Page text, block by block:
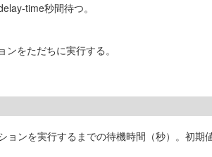
time秒間待つ。
をただちに実行する。
ンを実行するまでの待機時間（秒）。初期